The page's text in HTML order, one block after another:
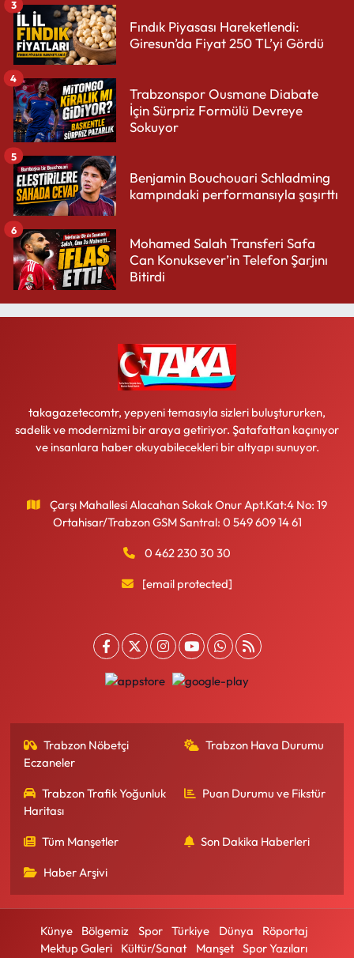
Fındık Piyasası Hareketlendi:
Giresun’da Fiyat 250 TL’yi Gördü
3
Trabzonspor Ousmane Diabate
İçin Sürpriz Formülü Devreye
Sokuyor
4
Benjamin Bouchouari Schladming
kampındaki performansıyla şaşırttı
5
Mohamed Salah Transferi Safa
Can Konuksever’in Telefon Şarjını
Bitirdi
6
takagazetecomtr, yepyeni temasıyla sizleri buluştururken,
sadelik ve modernizmi bir araya getiriyor. Şatafattan kaçınıyor
ve insanlara haber okuyabilecekleri bir altyapı sunuyor.
Çarşı Mahallesi Alacahan Sokak Onur Apt.Kat:4 No: 19
Ortahisar/Trabzon GSM Santral: 0 549 609 14 61
0 462 230 30 30
[email protected]
Trabzon Nöbetçi
Eczaneler
Trabzon Hava Durumu
Trabzon Trafik Yoğunluk
Haritası
Puan Durumu ve Fikstür
Tüm Manşetler Son Dakika Haberleri
Haber Arşivi
Künye Bölgemiz Spor Türkiye Dünya
Röportaj
Mektup Galeri
Kültür/Sanat Manşet Spor Yazıları